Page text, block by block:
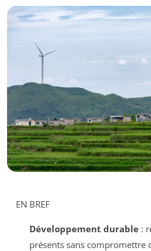
EN BREF
Développement durable:
présents sans compromettre